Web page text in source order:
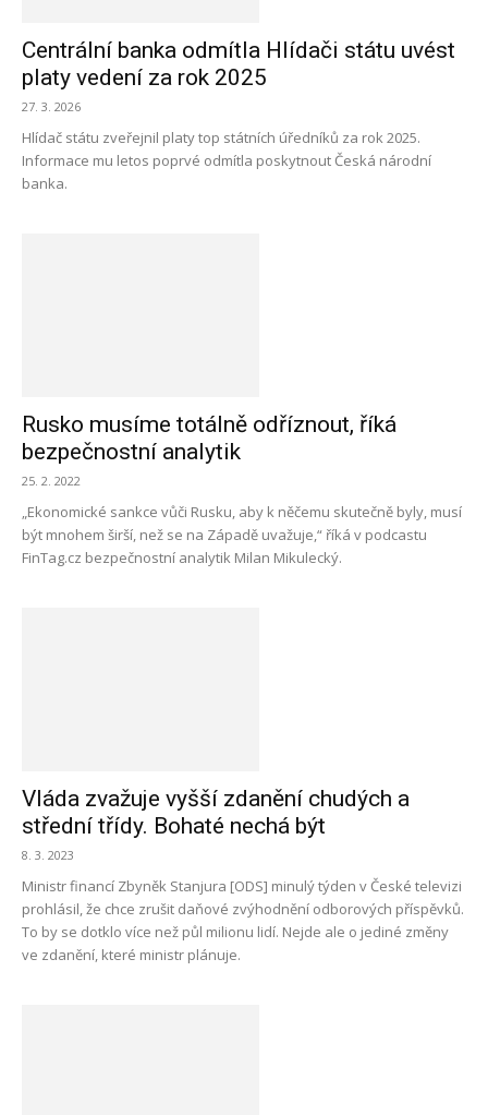
Centrální banka odmítla Hlídači státu uvést
platy vedení za rok 2025
27. 3. 2026
Hlídač státu zveřejnil platy top státních úředníků za rok 2025.
Informace mu letos poprvé odmítla poskytnout Česká národní
banka.
Rusko musíme totálně odříznout, říká
bezpečnostní analytik
25. 2. 2022
„Ekonomické sankce vůči Rusku, aby k něčemu skutečně byly, musí
být mnohem širší, než se na Západě uvažuje,“ říká v podcastu
FinTag.cz bezpečnostní analytik Milan Mikulecký.
Vláda zvažuje vyšší zdanění chudých a
střední třídy. Bohaté nechá být
8. 3. 2023
Ministr financí Zbyněk Stanjura [ODS] minulý týden v České televizi
prohlásil, že chce zrušit daňové zvýhodnění odborových příspěvků.
To by se dotklo více než půl milionu lidí. Nejde ale o jediné změny
ve zdanění, které ministr plánuje.